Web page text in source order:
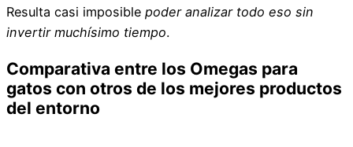
Resulta casi imposible poder analizar todo eso sin
invertir muchísimo tiempo.
Comparativa entre los Omegas para
gatos con otros de los mejores productos
del entorno